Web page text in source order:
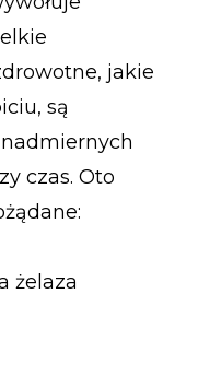
jakie
są
czas. Oto
żelaza